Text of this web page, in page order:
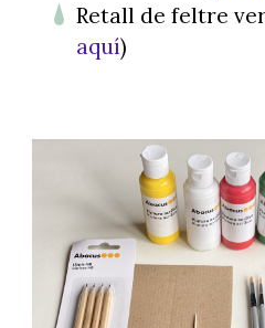
Retall de feltre
aquí)